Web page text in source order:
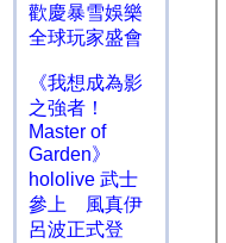
歡慶暴雪娛樂
全球玩家盛會
《我想成為影
之強者！
Master of
Garden》
hololive 武士
參上 風真伊
呂波正式登